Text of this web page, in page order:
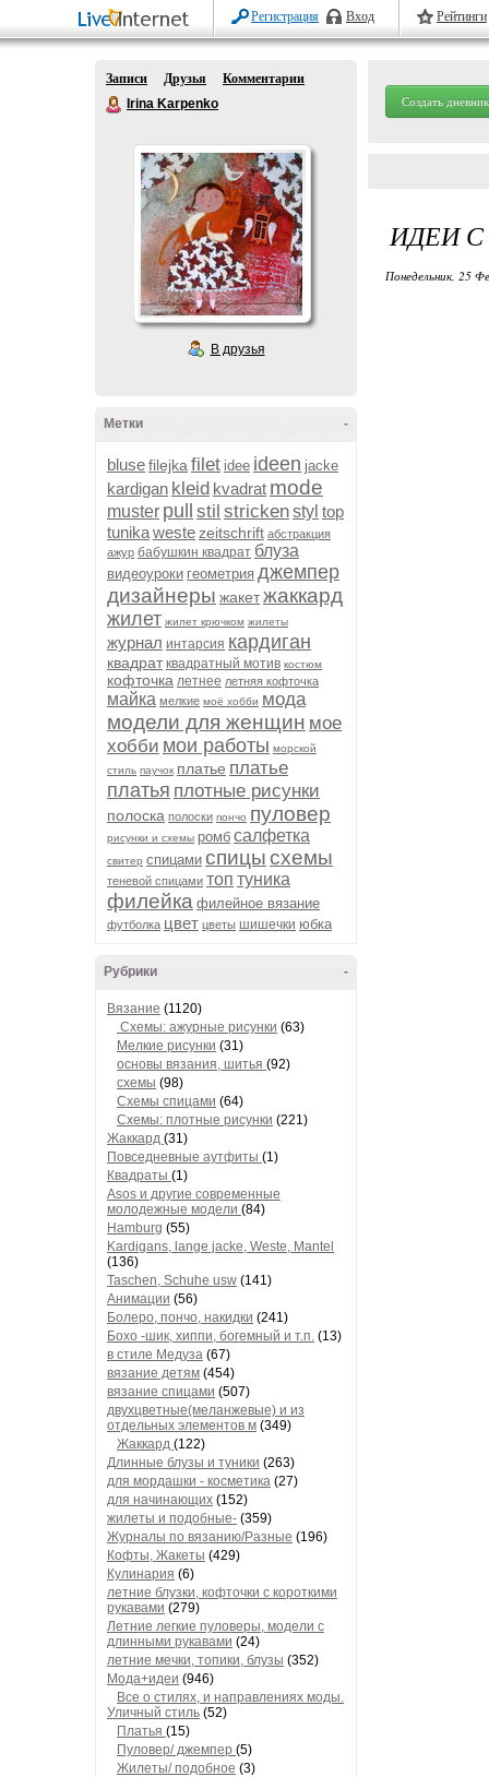
Регистрация Вход Рейтинги
Записи Друзья
Комментарии
Irina Karpenko
В друзья
-
Метки
blusefilejka filet idee ideen jacke
kardigan kleid kvadrat mode
muster pull stil strickenstyl top
tunikawestezeitschrift абстракция
ажур бабушкин квадрат блуза
видеоуроки геометрия джемпер
дизайнеры жакетжаккард
жилет жилет крючком жилеты
журнал интарсия кардиган
квадрат квадратный мотив костюм
кофточка летнее летняя кофточка
майка мелкие моё хобби мода
модели для женщин мое
хобби мои работы морской
стиль паучок платьe платье
платья плотные рисунки
полоска полоски пончо пуловер
рисунки и схемы ромб салфетка
свитер спицами спицысхемы
теневой спицами топ туника
филейка филейное вязание
футболка цвет цветы шишечки юбка
-
Рубрики
Вязание (1120)
Схемы: ажурные рисунки (63)
Мелкие рисунки (31)
основы вязания, шитья (92)
схемы (98)
Схемы спицами (64)
Схемы: плотные рисунки (221)
Жаккард (31)
Повседневные аутфиты (1)
Квадраты (1)
Asos и другие современные
молодежные модели (84)
Hamburg (55)
Kardigans, lange jacke, Weste, Mantel
(136)
Taschen, Schuhe usw (141)
Анимации (56)
Болеро, пончо, накидки (241)
Бохо -шик, хиппи, богемный и т.п. (13)
в стиле Медуза (67)
вязание детям (454)
вязание спицами (507)
двухцветные(меланжевые) и из
отдельных элементов м (349)
Жаккард (122)
Длинные блузы и туники (263)
для мордашки - косметика (27)
для начинающих (152)
жилеты и подобные- (359)
Журналы по вязанию/Разные (196)
Кофты, Жакеты (429)
Кулинария (6)
летние блузки, кофточки с короткими
рукавами (279)
Летние легкие пуловеры, модели с
длинными рукавами (24)
летние мечки, топики, блузы (352)
Мода+идеи (946)
Все о стилях, и направлениях моды.
Уличный стиль (52)
Платья (15)
Пуловер/ джемпер (5)
Жилеты/ подобное (3)
Создать дневник
ИДЕИ
Понедельник, 25